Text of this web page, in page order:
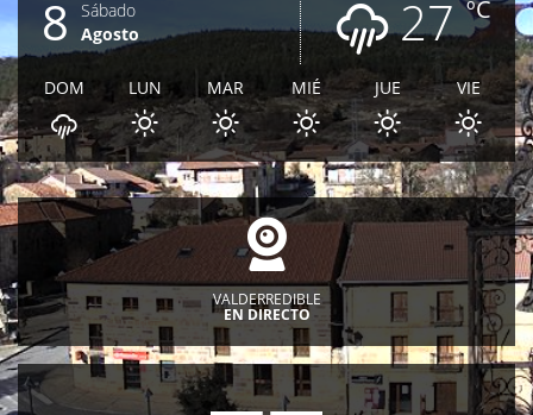
ºC
27
8
Sábado
Agosto
DOM LUN MAR MIÉ JUE VIE
VALDERREDIBLE
EN DIRECTO